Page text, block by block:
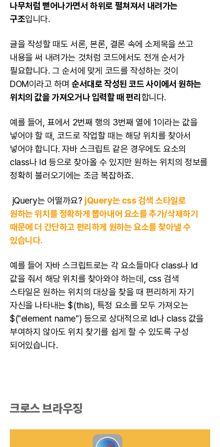
나무처럼 뻗어나가면서 하위로 펼쳐져서 내려가는
구조입니다.
글을 작성할 때도 서론, 본론, 결론 속에 소제목을 쓰고
내용을 써 내려가는 것처럼 코드에서도 전개 순서가
필요합니다. 그 순서에 맞게 코드를 작성하는 것이
DOM이라고 하며 순서대로 작성된 코드 사이에서 원하는
위치의 값을 가져오거나 입력할 때 편리 합니다.
예를 들어, 표에서 2번째 행의 3번째 열에 1이라는 값을
넣어야 할 때, 코드로 작업할 때는 해당 위치를 찾아서
넣어야 합니다. 자바 스크립트 같은 경우에도 요소의
class나 Id 등으로 찾아올 수 있지만 원하는 위치의 정보를
정확히 불러오기에는 조금 복잡하죠.
jQuery는 어떨까요? jQuery는 css 검색 스타일로
원하는 위치를 정확하게 뽑아내어 요소를 추가/삭제하기
때문에 더 간단하고 편리하게 원하는 요소를 찾아낼 수
있습니다.
예를 들어 자바 스크립트로는 각 요소들마다 class나 Id
값을 줘서 해당 위치를 찾아와야 하는데, css 검색
스타일은 원하는 위치의 대상을 찾을 때 편리하게 자기
자신을 나타내는 $(this), 특정 요소를 모두 가져오는
$("element name") 등으로 상대적으로 Id나 class 값을
부여하지 않아도 위치 찾기를 쉽게 할 수 있도록 구성
되어있습니다.
크로스 브라우징